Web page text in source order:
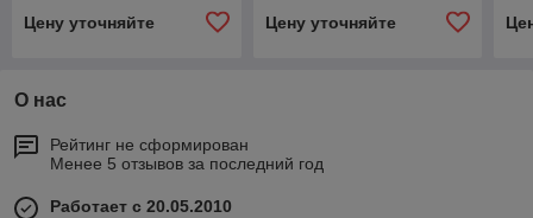
Цену уточняйте
Цену уточняйте
О нас
Рейтинг не сформирован
Менее 5 отзывов за последний год
Работает с 20.05.2010